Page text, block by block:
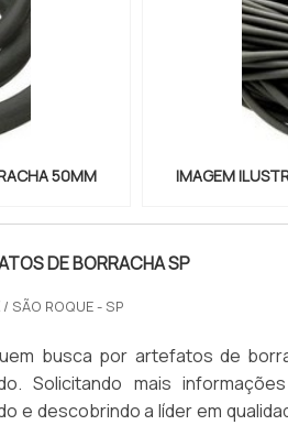
50MM IMAGEM
DE BORRACHA SP
/ SÃO ROQUE - SP
busca por artefatos de
Solicitando mais
e descobrindo a líder em